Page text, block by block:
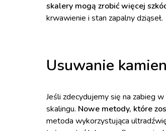
skalery mogą zrobić więcej
krwawienie i stan zapalny dziąseł.
Usuwanie
Jeśli zdecydujemy się na zabieg
skalingu. Nowe metody, które
metoda wykorzystująca